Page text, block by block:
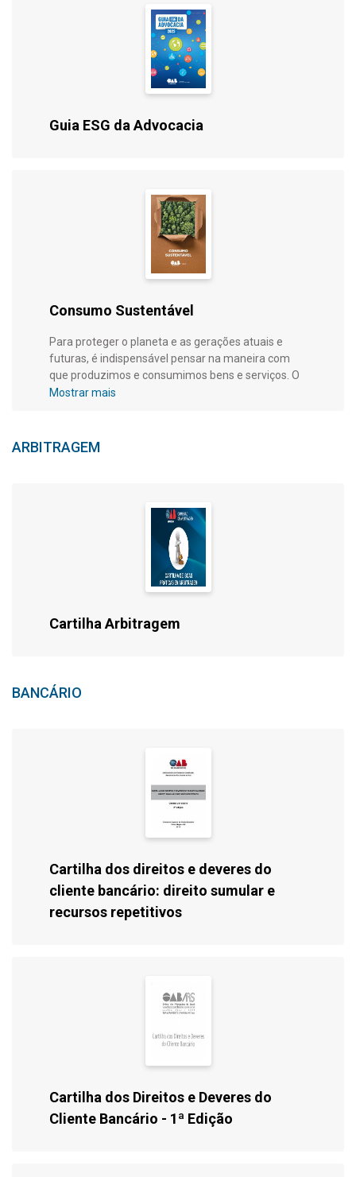
Guia ESG da Advocacia
Consumo Sustentável
Para proteger o planeta e as gerações atuais e
futuras, é indispensável pensar na maneira com
que produzimos e consumimos bens e serviços. O
objetivo do consumo sustentável é o de
desigualdades e permitir que todos desfrutem de
Mostrar mais
ARBITRAGEM
Cartilha Arbitragem
BANCÁRIO
Cartilha dos direitos e deveres do
cliente bancário: direito sumular e
recursos repetitivos
Cartilha dos Direitos e Deveres do
Cliente Bancário - 1ª Edição